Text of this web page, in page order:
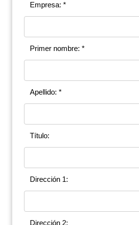
Empresa: *
Primer nombre: *
Apellido: *
Título:
Dirección 1:
Dirección 2: